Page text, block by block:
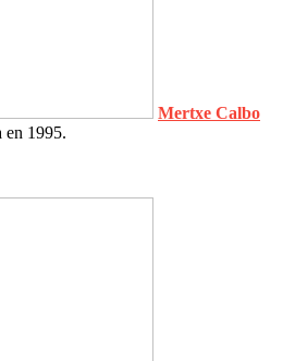
Mertxe Calbo
en 1995.